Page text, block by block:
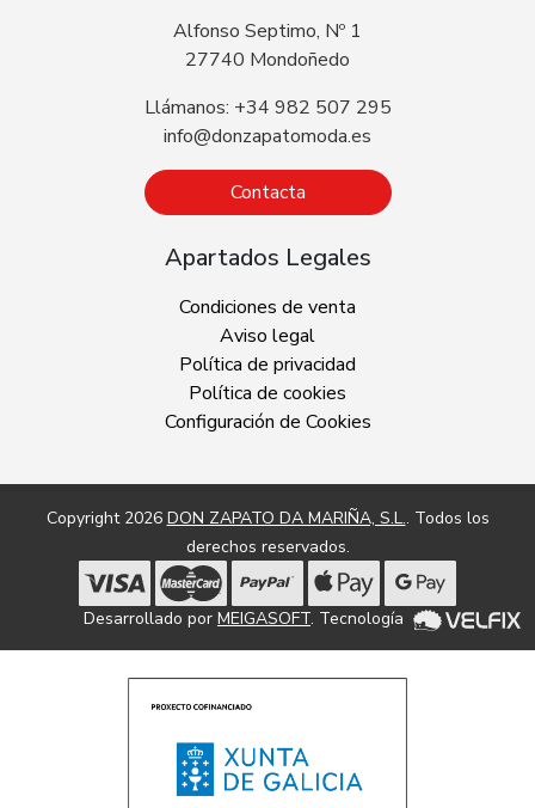
Alfonso Septimo, Nº 1
27740 Mondoñedo
Llámanos: +34 982 507 295
info@donzapatomoda.es
Contacta
Apartados Legales
Condiciones de venta
Aviso legal
Política de privacidad
Política de cookies
Configuración de Cookies
Copyright 2026 DON ZAPATO DA MARIÑA, S.L.. Todos los
derechos reservados.
Desarrollado por MEIGASOFT. Tecnología